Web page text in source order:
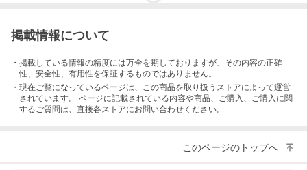
掲載情報について
・掲載している情報の精度には万全を期しておりますが、その内容の正確
性、安全性、有用性を保証するものではありません。
・現在ご覧になっているページは、この商品を取り扱うストアによって運営
されています。 ページに記載されている内容や商品、ご購入 、ご購入に関
するご質問は、直接各ストアにお問い合わせください。
このページのトップへ